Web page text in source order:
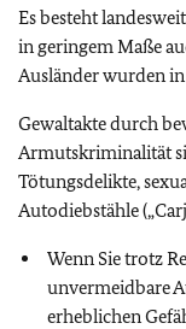
Es besteht
in geringem Maße
Ausländer wurden
Gewaltakte durch
Armutskriminalität
Tötungsdelikte,
Autodiebstähle
Wenn Sie trotz
unvermeidbare
erheblichen